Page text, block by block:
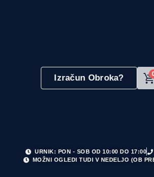
Izračun Obroka?
URNIK: PON - SOB OD 10:00 DO 17:00
MOŽNI OGLEDI TUDI V NEDELJO (OB